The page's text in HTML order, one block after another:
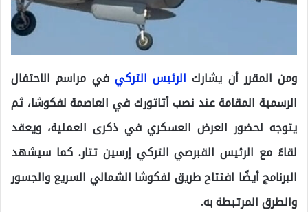
ومن المقرر أن يشاركالرئيس التركي في مراسم الاحتفال
الرسمية المقامة عند نصب أتاتورك في العاصمة لفكوشا، ثم
يتوجه لحضور العرض العسكري في ذكرى العملية، ويعقد
لقاءً مع الرئيس القبرصي التركي إرسين تتار. كما سيشهد
البرنامج أيضًا افتتاح طريق لفكوشا الشمالي السريع والجسور
والطرق المرتبطة به.